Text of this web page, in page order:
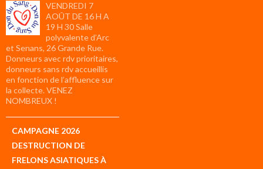
VENDREDI 7
AOÛT DE 16 H A
19 H 30 Salle
polyvalente d’Arc
et Senans, 26 Grande Rue.
Donneurs avec rdv prioritaires,
donneurs sans rdv accueillis
en fonction de l’affluence sur
la collecte. VENEZ
NOMBREUX !
CAMPAGNE 2026
DESTRUCTION DE
FRELONS ASIATIQUES À